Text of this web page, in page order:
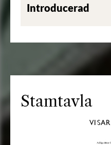
Introducerad
Stamtavla
VISAR